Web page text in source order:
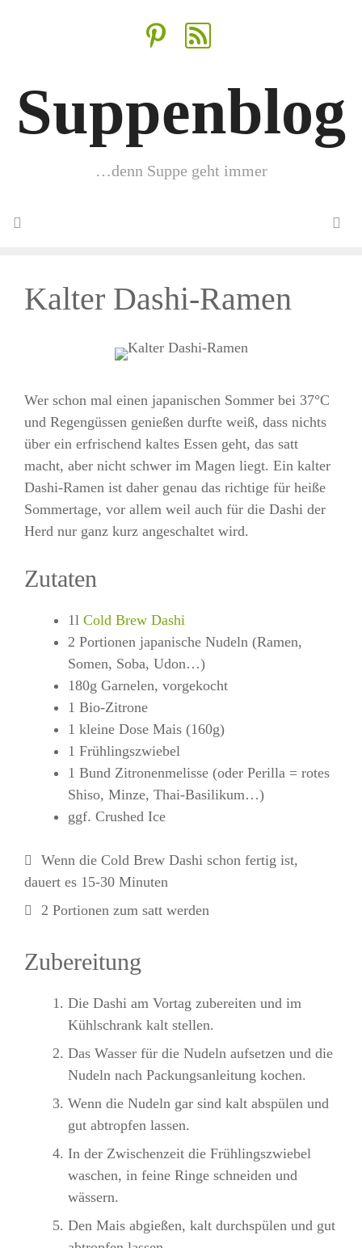
Suppenblog
…denn Suppe geht immer
Kalter Dashi-Ramen
Wer schon mal einen japanischen Sommer bei 37°C
und Regengüssen genießen durfte weiß, dass nichts
über ein erfrischend kaltes Essen geht, das satt
macht, aber nicht schwer im Magen liegt. Ein kalter
Dashi-Ramen ist daher genau das richtige für heiße
Sommertage, vor allem weil auch für die Dashi der
Herd nur ganz kurz angeschaltet wird.
Zutaten
1l Cold Brew Dashi
2 Portionen japanische Nudeln (Ramen,
Somen, Soba, Udon…)
180g Garnelen, vorgekocht
1 Bio-Zitrone
1 kleine Dose Mais (160g)
1 Frühlingszwiebel
1 Bund Zitronenmelisse (oder Perilla = rotes
Shiso, Minze, Thai-Basilikum…)
ggf. Crushed Ice
Wenn die Cold Brew Dashi schon fertig ist,
dauert es 15-30 Minuten
2 Portionen zum satt werden
Zubereitung
Die Dashi am Vortag zubereiten und im
Kühlschrank kalt stellen.
Das Wasser für die Nudeln aufsetzen und die
Nudeln nach Packungsanleitung kochen.
Wenn die Nudeln gar sind kalt abspülen und
gut abtropfen lassen.
In der Zwischenzeit die Frühlingszwiebel
waschen, in feine Ringe schneiden und
wässern.
Den Mais abgießen, kalt durchspülen und gut